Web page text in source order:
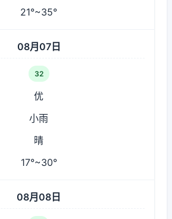
21°~35°
08月07日
32
优
小雨
晴
17°~30°
08月08日